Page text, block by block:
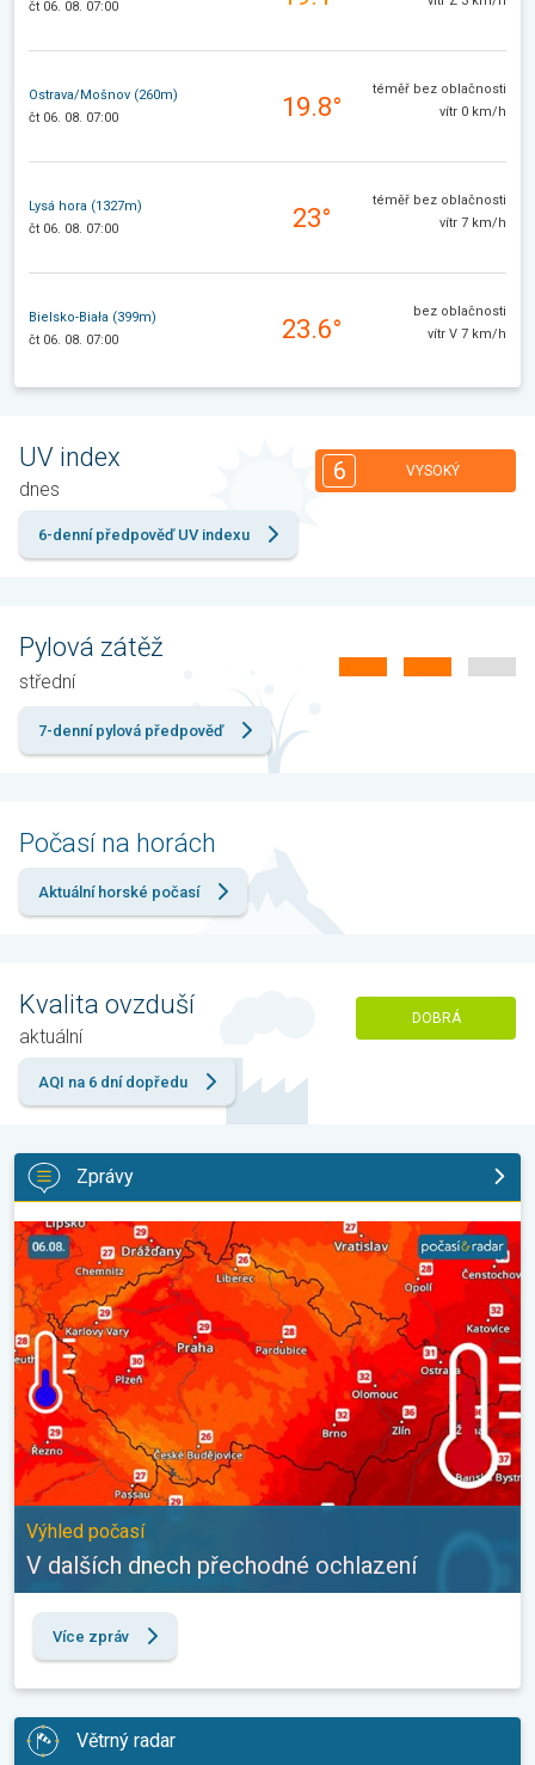
čt 06. 08. 07:00
Ostrava/Mošnov (260m)
čt 06. 08. 07:00
19.8°
téměř bez oblačnosti
vítr 0 km/h
Lysá hora (1327m)
čt 06. 08. 07:00
23°
téměř bez oblačnosti
vítr 7 km/h
Bielsko-Biała (399m)
čt 06. 08. 07:00
23.6°
bez oblačnosti
vítr V 7 km/h
UV index
dnes
6 VYSOKÝ
6-denní předpověď UV indexu
Pylová zátěž
střední
7-denní pylová předpověď
Počasí na horách
Aktuální horské počasí
Kvalita ovzduší
aktuální
DOBRÁ
AQI na 6 dní dopředu
Zprávy
V dalších dnech přechodné ochlazení. Výhled počasí. . .
Výhled počasí
V dalších dnech přechodné ochlazení
Více zpráv
Větrný radar